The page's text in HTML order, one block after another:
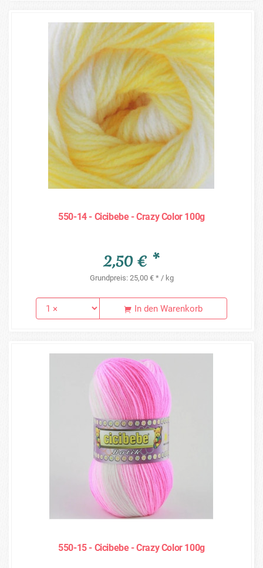
550-14 - Cicibebe - Crazy Color 100g
2,50 € *
Grundpreis: 25,00 € * / kg
In den Warenkorb
550-15 - Cicibebe - Crazy Color 100g